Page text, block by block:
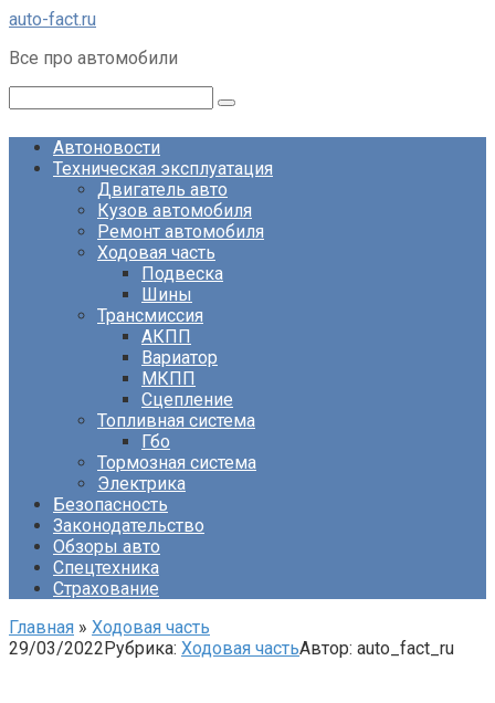
Перейти
контенту
auto-fact.ru
Все про автомобили
Автоновости
Техническая эксплуатация
Двигатель авто
Кузов автомобиля
Ремонт автомобиля
Ходовая часть
Подвеска
Шины
Трансмиссия
АКПП
Вариатор
МКПП
Сцепление
Топливная система
Гбо
Тормозная система
Электрика
Безопасность
Законодательство
Обзоры авто
Спецтехника
Страхование
Главная » Ходовая часть
29/03/2022Рубрика: Ходовая частьАвтор: auto_fact_ru